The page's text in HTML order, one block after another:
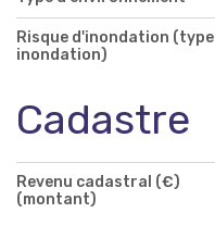
Risque d'inondation (type
inondation)
Cadastre
Revenu cadastral (€)
(montant)